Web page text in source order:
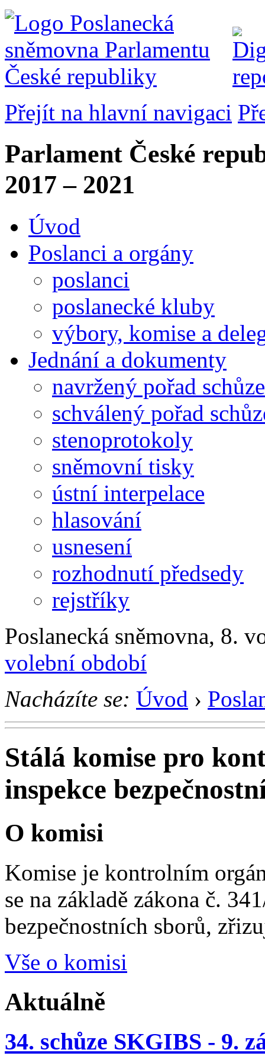
Přejít na hlavní navigaci
Parlament České
2017 – 2021
Úvod
Poslanci a orgány
poslanci
poslanecké kluby
výbory, komise a
Jednání a dokumenty
navržený pořad schůze
schválený pořad
stenoprotokoly
sněmovní tisky
ústní interpelace
hlasování
usnesení
rozhodnutí předsedy
rejstříky
Poslanecká sněmovna, 8.
volební období
Nacházíte se: Úvod ›
Stálá komise pro
inspekce
O komisi
Komise je kontrolním
se na základě zákona č.
bezpečnostních sborů,
Vše o komisi
Aktuálně
34. schůze SKGIBS - 9.